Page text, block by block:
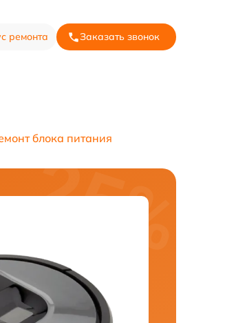
ремонта Заказать звонок
блока питания